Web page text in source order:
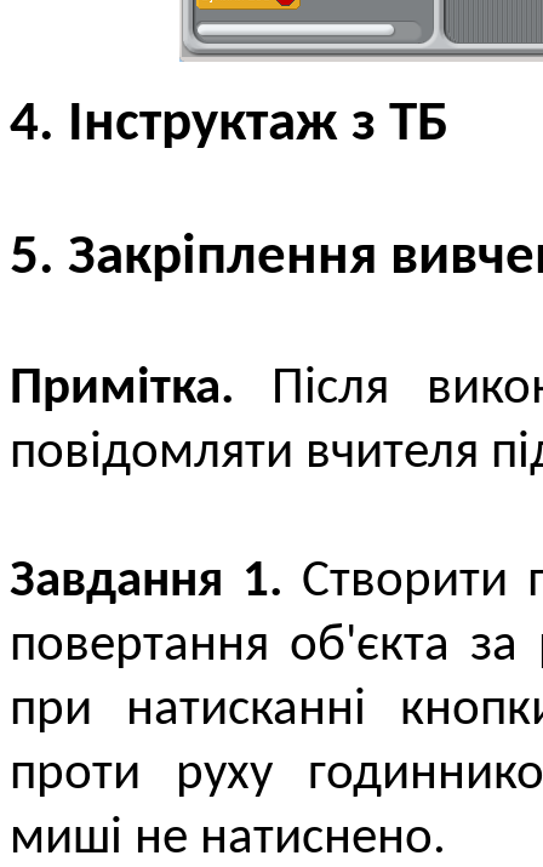
4. Інструктаж з ТБ
5. Закріплення
Примітка. Після
повідомляти вчителя
Завдання 1. Створити
повертання об'єкта за
при натисканні
проти руху
миші не натиснено.